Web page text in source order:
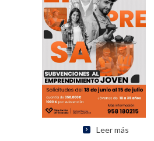
Leer más